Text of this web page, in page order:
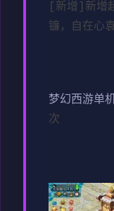
[新增]新增
镰，自在心
梦幻西游单
次